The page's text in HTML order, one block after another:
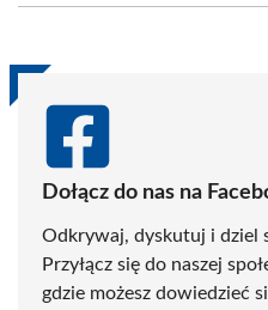
(Twitter)
Dołącz do nas na
Odkrywaj, dyskutuj i dziel
Przyłącz się do naszej
gdzie możesz dowiedzieć